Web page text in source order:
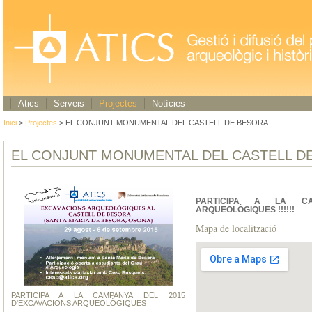
Atics Serveis Projectes Notícies
Inici > Projectes > EL CONJUNT MONUMENTAL DEL CASTELL DE BESORA
EL CONJUNT MONUMENTAL DEL CASTELL
PARTICIPA A LA CAMPANYA DEL 2015
D'EXCAVACIONS ARQUEOLÒGIQUES
PARTICIPA A LA
ARQUEOLÒGIQUES !!!!!!
Mapa de localització